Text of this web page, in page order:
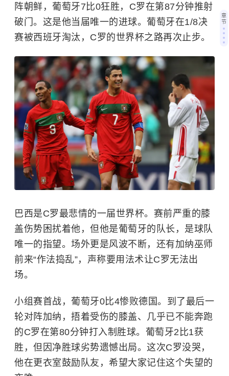
阵朝鲜，葡萄牙7比0狂胜，C罗在第87分钟推射
破门。这是他当届唯一的进球。葡萄牙在1/8决
赛被西班牙淘汰，C罗的世界杯之路再次止步。
巴西是C罗最悲情的一届世界杯。赛前严重的膝
盖伤势困扰着他，但他是葡萄牙的队长，是球队
唯一的指望。场外更是风波不断，还有加纳巫师
前来“作法捣乱”，声称要用法术让C罗无法出
场。
小组赛首战，葡萄牙0比4惨败德国。到了最后一
轮对阵加纳，捂着受伤的膝盖、几乎已不能奔跑
的C罗在第80分钟打入制胜球。葡萄牙2比1获
胜，但因净胜球劣势遗憾出局。这次C罗没哭，
他在更衣室鼓励队友，希望大家记住这个失望的
章
节